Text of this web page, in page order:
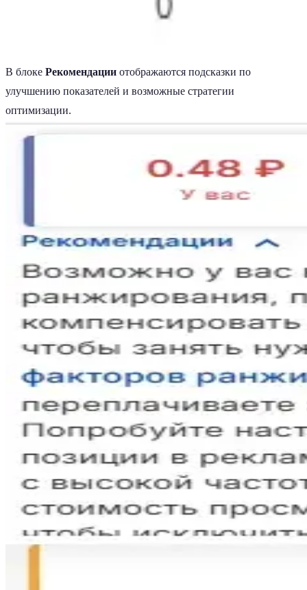
В блоке Рекомендации отображаются подсказки по
улучшению показателей и возможные стратегии
оптимизации.